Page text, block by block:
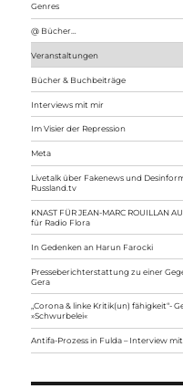
Genres
@ Bücher…
Veranstaltungen
Bücher & Buchbeiträge
Interviews mit mir
Im Visier der Repression
Meta
Livetalk über Fakenews und
Russland.tv
KNAST FÜR JEAN-MARC ROUILLAN
für Radio Flora
In Gedenken an Harun Farocki
Presseberichterstattung zu einer
Gera
„Corona & linke Kritik(un) fähigkeit“-
»Schwurbelei«
Antifa-Prozess in Fulda – Interview